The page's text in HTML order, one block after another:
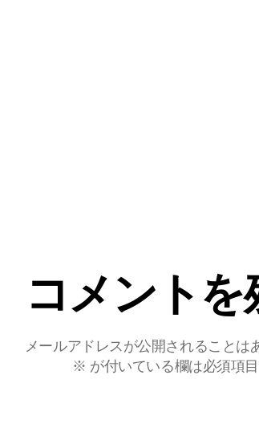
コメントを
メールアドレスが公開されることは
※ が付いている欄は必須項